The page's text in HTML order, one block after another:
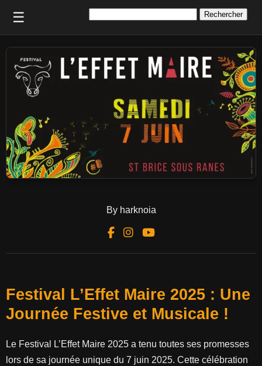
☰
By harknoia
Festival L’Effet Maire 2025 : Une
Journée Festive et Musicale !
Le Festival L’Effet Maire 2025 a tenu toutes ses promesses
lors de sa journée unique du 7 juin 2025. Cette célébration